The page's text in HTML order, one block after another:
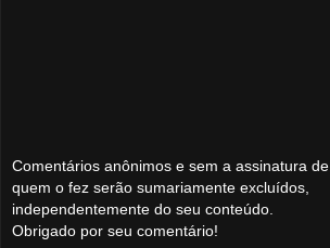
Comentários anônimos e sem a assinatura de
quem o fez serão sumariamente excluídos,
independentemente do seu conteúdo.
Obrigado por seu comentário!